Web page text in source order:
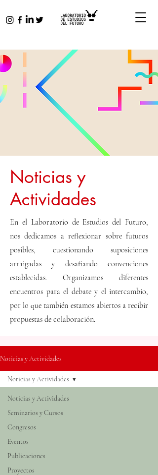
Noticias y
Actividades
En el Laboratorio de Estudios del Futuro,
nos dedicamos a reflexionar sobre futuros
posibles, cuestionando suposiciones
arraigadas y desafiando convenciones
establecidas. Organizamos diferentes
encuentros para el debate y el intercambio,
por lo que también estamos abiertos a recibir
propuestas de colaboración.
Noticias y Actividades
Noticias y Actividades
Seminarios y Cursos
Congresos
Eventos
Publicaciones
Proyectos
Noticias y Actividades